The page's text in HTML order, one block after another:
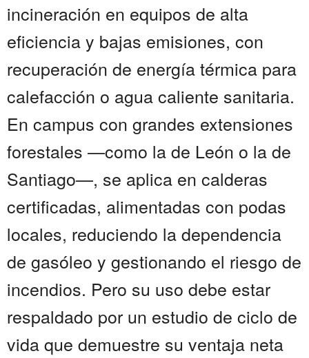
incineración en equipos de alta
eficiencia y bajas emisiones, con
recuperación de energía térmica para
calefacción o agua caliente sanitaria.
En campus con grandes extensiones
forestales —como la de León o la de
Santiago—, se aplica en calderas
certificadas, alimentadas con podas
locales, reduciendo la dependencia
de gasóleo y gestionando el riesgo de
incendios. Pero su uso debe estar
respaldado por un estudio de ciclo de
vida que demuestre su ventaja neta